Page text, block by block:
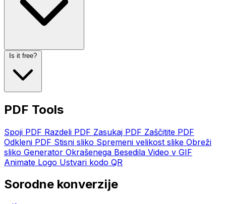
Is it free?
PDF Tools
Spoji PDF Razdeli PDF Zasukaj PDF Zaščitite PDF
Odkleni PDF Stisni sliko Spremeni velikost slike Obreži
sliko Generator Okrašenega Besedila Video v GIF
Animate Logo Ustvari kodo QR
Sorodne konverzije